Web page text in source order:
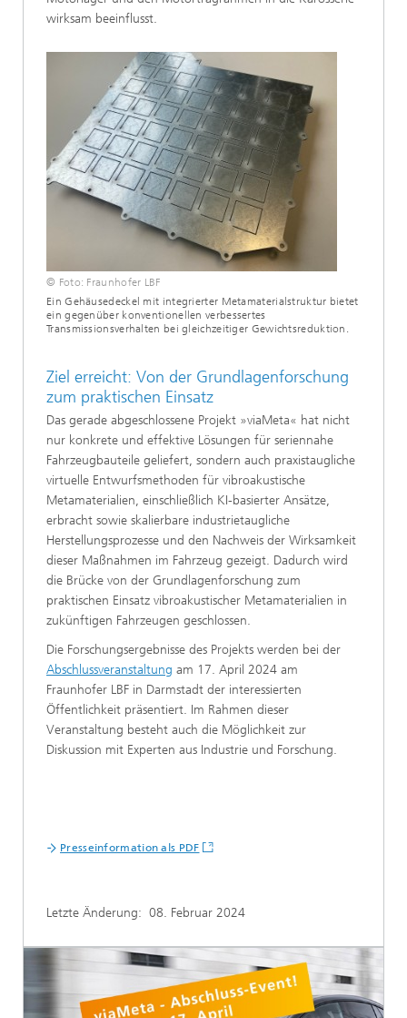
wirksam beeinflusst.
© Foto: Fraunhofer LBF
Ein Gehäusedeckel mit integrierter Metamaterialstruktur bietet
ein gegenüber konventionellen verbessertes
Transmissionsverhalten bei gleichzeitiger Gewichtsreduktion.
Ziel erreicht: Von der Grundlagenforschung
zum praktischen Einsatz
Das gerade abgeschlossene Projekt »viaMeta« hat nicht
nur konkrete und effektive Lösungen für seriennahe
Fahrzeugbauteile geliefert, sondern auch praxistaugliche
virtuelle Entwurfsmethoden für vibroakustische
Metamaterialien, einschließlich KI-basierter Ansätze,
erbracht sowie skalierbare industrietaugliche
Herstellungsprozesse und den Nachweis der Wirksamkeit
dieser Maßnahmen im Fahrzeug gezeigt. Dadurch wird
die Brücke von der Grundlagenforschung zum
praktischen Einsatz vibroakustischer Metamaterialien in
zukünftigen Fahrzeugen geschlossen.
Die Forschungsergebnisse des Projekts werden bei der
Abschlussveranstaltung am 17. April 2024 am
Fraunhofer LBF in Darmstadt der interessierten
Öffentlichkeit präsentiert. Im Rahmen dieser
Veranstaltung besteht auch die Möglichkeit zur
Diskussion mit Experten aus Industrie und Forschung.
Presseinformation als PDF
Letzte Änderung: 08. Februar 2024